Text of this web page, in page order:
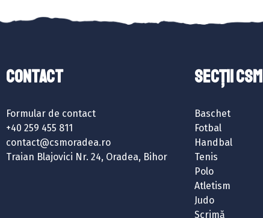
Contact
Formular de contact
+40 259 455 811
contact@csmoradea.ro
Traian Blajovici Nr. 24, Oradea, Bihor
SECȚII CSM
Baschet
Fotbal
Handbal
Tenis
Polo
Atletism
Judo
Scrimă